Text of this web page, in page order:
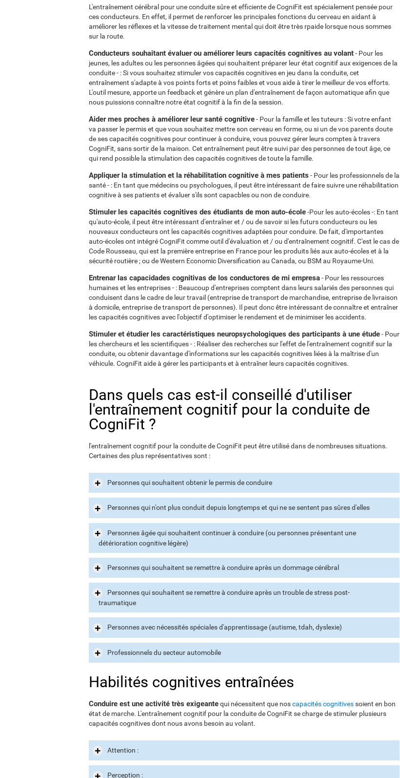
L'entraînement cérébral pour une conduite sûre et efficiente de CogniFit est spécialement pensée pour
ces conducteurs. En effet, il permet de renforcer les principales fonctions du cerveau en aidant à
améliorer les réflexes et la vitesse de traitement mental qui doit être très rpaide lorsque nous sommes
sur la route.
Conducteurs souhaitant évaluer ou améliorer leurs capacités cognitives au volant- Pour les
jeunes, les adultes ou les personnes âgées qui souhaitent préparer leur état cognitif aux exigences de la
conduite - : Si vous souhaitez stimuler vos capacités cognitives en jeu dans la conduite, cet
entraînement s'adapte à vos points forts et poins faibles et vous aide à tirer le meilleur de vos efforts.
L'outil mesure, apporte un feedback et génère un plan d'entraînement de façon automatique afin que
nous puissions connaître notre état cognitif à la fin de la session.
Aider mes proches à améliorer leur santé cognitive- Pour la famille et les tuteurs : Si votre enfant
va passer le permis et que vous souhaitez mettre son cerveau en forme, ou si un de vos parents doute
de ses capacités cognitives pour continuer à conduire, vous pouvez gérer leurs comptes à travers
CogniFit, sans sortir de la maison. Cet entraînement peut être suivi par des personnes de tout âge, ce
qui rend possible la stimulation des capacités cognitives de toute la famille.
Appliquer la stimulation et la réhabilitation cognitive à mes patients - Pour les professionnels de la
santé - : En tant que médecins ou psychologues, il peut être intéressant de faire suivre une réhabilitation
cognitive à ses patients et évaluer s'ils sont capacbles ou non de conduire.
Stimuler les capacités cognitives des étudiants de mon auto-école-Pour les auto-écoles -: En tant
qu'auto-école, il peut être intéressant d'entraîner et / ou de savoir si les futurs conducteurs ou les
nouveaux conducteurs ont les capacités cognitives adaptées pour conduire. De fait, d'importantes
auto-écoles ont intégré CogniFit comme outil d'évaluation et / ou d'entraînement cognitif. C'est le cas de
Code Rousseau, qui est la première entreprise en France pour les produits liés aux auto-écoles et à la
sécurité routière ; ou de Western Economic Diversification au Canada, ou BSM au Royaume-Uni.
Entrenar las capacidades cognitivas de los conductores de mi empresa- Pour les ressources
humaines et les entreprises - : Beaucoup d'entreprises comptent dans leurs salariés des personnes qui
conduisent dans le cadre de leur travail (entreprise de transport de marchandise, entreprise de livraison
à domicile, entreprise de transport de personnes). Il peut donc être intéressant de connaître et entraîner
les capacités cognitives avec l'objectif d'optimiser le rendement et de minimiser les accidents.
Stimuler et étudier les caractéristiques neuropsychologiques des participants à une étude- Pour
les chercheurs et les scientifiques - : Réaliser des recherches sur l'effet de l'entraînement cognitif sur la
conduite, ou obtenir davantage d'informations sur les capacités cognitives liées à la maîtrise d'un
véhicule. CogniFit aide à gérer les participants et à entraîner leurs capacités cognitives.
Dans quels cas est-il conseillé d'utiliser
l'entraînement cognitif pour la conduite de
CogniFit ?
l'entraînement cognitif pour la conduite de CogniFit peut être utilisé dans de nombreuses situations.
Certaines des plus représentatives sont :
Personnes qui souhaitent obtenir le permis de conduire
Personnes qui n'ont plus conduit depuis longtemps et qui ne se sentent pas sûres d'elles
Personnes âgée qui souhaitent continuer à conduire (ou personnes présentant une
détérioration cognitive légère)
Personnes qui souhaitent se remettre à conduire après un dommage cérébral
Personnes qui souhaitent se remettre à conduire après un trouble de stress post-
traumatique
Personnes avec nécessités spéciales d'apprentissage (autisme, tdah, dyslexie)
Professionnels du secteur automobile
Habilités cognitives entraînées
Conduire est une activité très exigeantequi nécessitent que noscapacités cognitivessoient en bon
état de marche. L'entraînement cognitif pour la conduite de CogniFit se charge de stimuler plusieurs
capacités cognitives dont nous avons besoin au volant.
Attention :
Perception :